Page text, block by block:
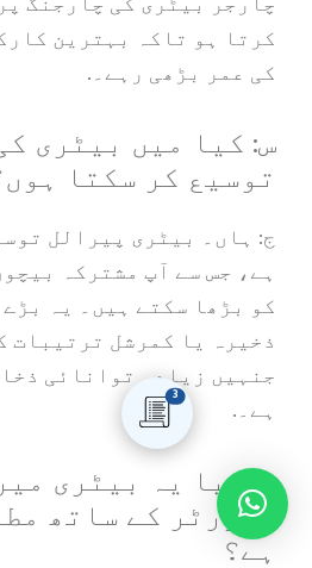
3
کرتا ہو تاکہ بہترین
کی عمر بڑھی رہے۔.
س: کیا میں بیٹری
توسیع کر سکتا
ج: ہاں۔ بیٹری پیرالل
ہے، جس سے آپ مشترکہ
کو بڑھا سکتے ہیں۔ یہ
ذخیرہ یا کمرشل ترتیبات
جنہیں زیادہ توانائی
ہے۔.
س: کیا یہ بیٹری
انورٹر کے ساتھ
ہے؟